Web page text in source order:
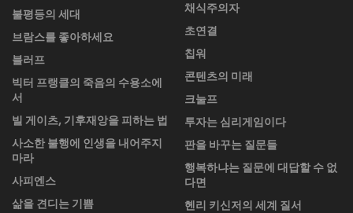
불평등의 세대
브람스를 좋아하세요
블러프
빅터 프랭클의 죽음의 수용소에
서
빌 게이츠, 기후재앙을 피하는 법
사소한 불행에 인생을 내어주지
마라
사피엔스
삶을 견디는 기쁨
채식주의자
초연결
칩워
콘텐츠의 미래
크눌프
투자는 심리게임이다
판을 바꾸는 질문들
행복하냐는 질문에 대답할 수 없
다면
헨리 키신저의 세계 질서